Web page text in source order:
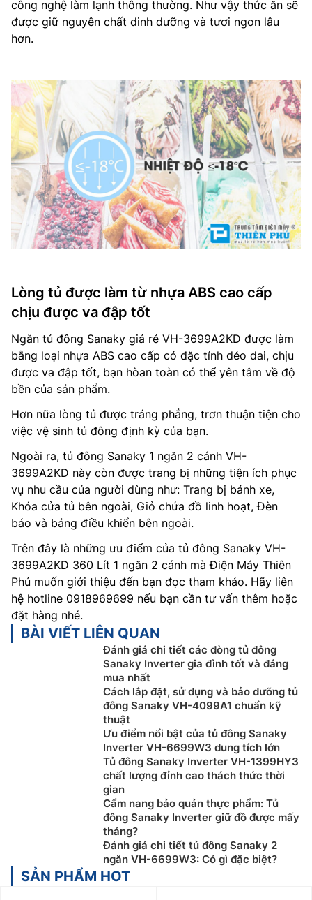
công nghệ làm lạnh thông thường. Như vậy thức ăn sẽ
được giữ nguyên chất dinh dưỡng và tươi ngon lâu
hơn.
Lòng tủ được làm từ nhựa ABS cao cấp
chịu được va đập tốt
Ngăn tủ đông Sanaky giá rẻ VH-3699A2KD được làm
bằng loại nhựa ABS cao cấp có đặc tính dẻo dai, chịu
được va đập tốt, bạn hòan toàn có thể yên tâm về độ
bền của sản phẩm.
Hơn nữa lòng tủ được tráng phẳng, trơn thuận tiện cho
việc vệ sinh tủ đông định kỳ của bạn.
Ngoài ra, tủ đông Sanaky 1 ngăn 2 cánh VH-
3699A2KD này còn được trang bị những tiện ích phục
vụ nhu cầu của người dùng như: Trang bị bánh xe,
Khóa cửa tủ bên ngoài, Giỏ chứa đồ linh hoạt, Đèn
báo và bảng điều khiển bên ngoài.
Trên đây là những ưu điểm của tủ đông Sanaky VH-
3699A2KD 360 Lít 1 ngăn 2 cánh mà Điện Máy Thiên
Phú muốn giới thiệu đến bạn đọc tham khảo. Hãy liên
hệ hotline 0918969699 nếu bạn cần tư vấn thêm hoặc
đặt hàng nhé.
BÀI VIẾT LIÊN QUAN
Đánh giá chi tiết các dòng tủ đông
Sanaky Inverter gia đình tốt và đáng
mua nhất
Cách lắp đặt, sử dụng và bảo dưỡng tủ
đông Sanaky VH-4099A1 chuẩn kỹ
thuật
Ưu điểm nổi bật của tủ đông Sanaky
Inverter VH-6699W3 dung tích lớn
Tủ đông Sanaky Inverter VH-1399HY3
chất lượng đỉnh cao thách thức thời
gian
Cẩm nang bảo quản thực phẩm: Tủ
đông Sanaky Inverter giữ đồ được mấy
tháng?
Đánh giá chi tiết tủ đông Sanaky 2
ngăn VH-6699W3: Có gì đặc biệt?
SẢN PHẨM HOT